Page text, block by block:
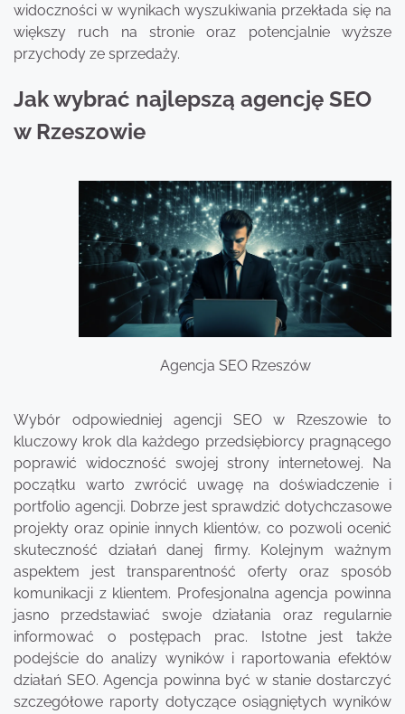
widoczności w wynikach wyszukiwania przekłada się na
większy ruch na stronie oraz potencjalnie wyższe
przychody ze sprzedaży.
Jak wybrać najlepszą agencję SEO
w Rzeszowie
Agencja SEO Rzeszów
Wybór odpowiedniej agencji SEO w Rzeszowie to
kluczowy krok dla każdego przedsiębiorcy pragnącego
poprawić widoczność swojej strony internetowej. Na
początku warto zwrócić uwagę na doświadczenie i
portfolio agencji. Dobrze jest sprawdzić dotychczasowe
projekty oraz opinie innych klientów, co pozwoli ocenić
skuteczność działań danej firmy. Kolejnym ważnym
aspektem jest transparentność oferty oraz sposób
komunikacji z klientem. Profesjonalna agencja powinna
jasno przedstawiać swoje działania oraz regularnie
informować o postępach prac. Istotne jest także
podejście do analizy wyników i raportowania efektów
działań SEO. Agencja powinna być w stanie dostarczyć
szczegółowe raporty dotyczące osiągniętych wyników